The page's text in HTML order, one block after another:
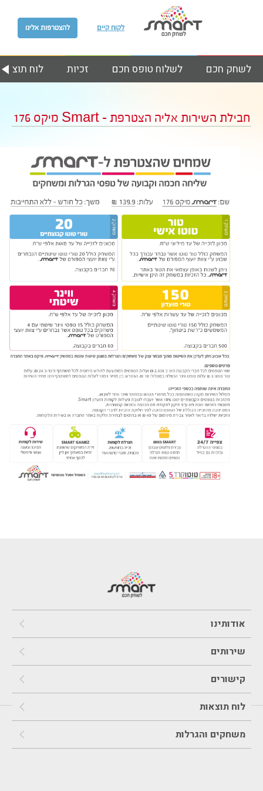
להצטרפות אלינו לקוח קיים
לוח זכיות לשלוח טופס חכם לשחק חכם
חבילת השירות אליה הצטרפת – Smart מיקס 176
אודותינו
שירותים
קישורים
לוח תוצאות
משחקים והגרלות